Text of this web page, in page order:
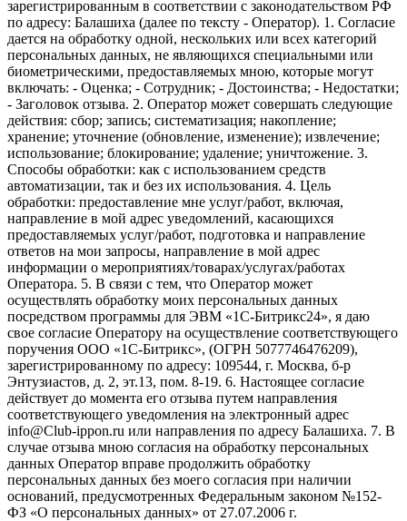
зарегистрированным в соответствии с законодательством РФ
по адресу: Балашиха (далее по тексту - Оператор). 1. Согласие
дается на обработку одной, нескольких или всех категорий
персональных данных, не являющихся специальными или
биометрическими, предоставляемых мною, которые могут
включать: - Оценка; - Сотрудник; - Достоинства; - Недостатки;
- Заголовок отзыва. 2. Оператор может совершать следующие
действия: сбор; запись; систематизация; накопление;
хранение; уточнение (обновление, изменение); извлечение;
использование; блокирование; удаление; уничтожение. 3.
Способы обработки: как с использованием средств
автоматизации, так и без их использования. 4. Цель
обработки: предоставление мне услуг/работ, включая,
направление в мой адрес уведомлений, касающихся
предоставляемых услуг/работ, подготовка и направление
ответов на мои запросы, направление в мой адрес
информации о мероприятиях/товарах/услугах/работах
Оператора. 5. В связи с тем, что Оператор может
осуществлять обработку моих персональных данных
посредством программы для ЭВМ «1С-Битрикс24», я даю
свое согласие Оператору на осуществление соответствующего
поручения ООО «1С-Битрикс», (ОГРН 5077746476209),
зарегистрированному по адресу: 109544, г. Москва, б-р
Энтузиастов, д. 2, эт.13, пом. 8-19. 6. Настоящее согласие
действует до момента его отзыва путем направления
соответствующего уведомления на электронный адрес
info@Club-ippon.ru или направления по адресу Балашиха. 7. В
случае отзыва мною согласия на обработку персональных
данных Оператор вправе продолжить обработку
персональных данных без моего согласия при наличии
оснований, предусмотренных Федеральным законом №152-
ФЗ «О персональных данных» от 27.07.2006 г.